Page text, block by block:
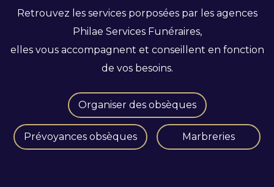
Retrouvez les services porposées par les agences
Philae Services Funéraires,
elles vous accompagnent et conseillent en fonction
de vos besoins.
Organiser des obsèques
Prévoyances obsèques Marbreries